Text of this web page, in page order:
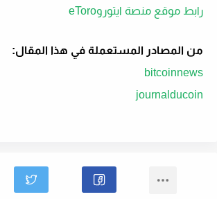
رابط موقع منصة ايتوروeToro
من المصادر المستعملة في هذا المقال:
bitcoinnews
journalducoin